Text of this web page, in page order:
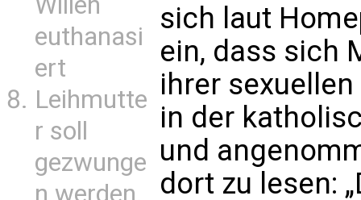
euthanasi
ert
Leihmutte
r soll
gezwunge
n werden,
sich laut
ein, dass sich
ihrer
in der
und
dort zu lesen: